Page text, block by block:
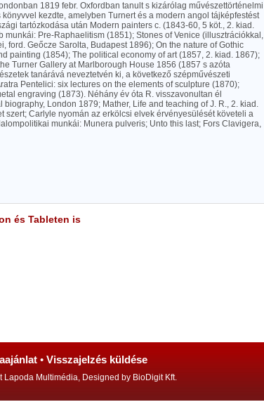
1819 febr. Oxfordban tanult s kizárólag művészettörténelmi
kezdte, amelyben Turnert és a modern angol tájképfestést
tartózkodása után Modern painters c. (1843-60, 5 köt., 2. kiad.
munkái: Pre-Raphaelitism (1851); Stones of Venice (illusztrációkkal,
ford. Geőcze Sarolta, Budapest 1896); On the nature of Gothic
painting (1854); The political economy of art (1857, 2. kiad. 1867);
Turner Gallery at Marlborough House 1856 (1857 s azóta
tanárává neveztetvén ki, a következő szépművészeti
Pentelici: six lectures on the elements of sculpture (1870);
engraving (1873). Néhány év óta R. visszavonultan él
London 1879; Mather, Life and teaching of J. R., 2. kiad.
szert; Carlyle nyomán az erkölcsi elvek érvényesülését követeli a
munkái: Munera pulveris; Unto this last; Fors Clavigera,
és Tableten is
• Visszajelzés küldése
Multimédia, Designed by BioDigit Kft.